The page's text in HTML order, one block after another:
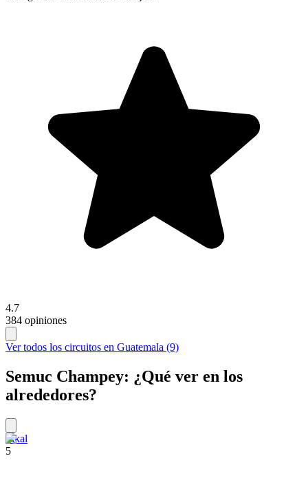
4.7
384 opiniones
Ver todos los circuitos en Guatemala (9)
Semuc Champey: ¿Qué ver en los
alrededores?
Tikal
5